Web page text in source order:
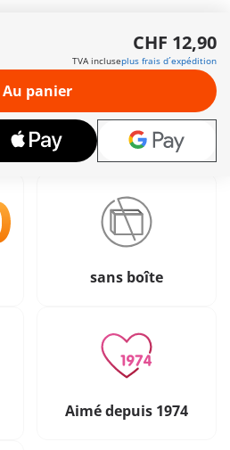
actuellement de 3 à 6 jours
de CHF 99
CHF 12,90
TVA incluseplus frais d´expédition
Au panier
sans boîte
Aimé depuis 1974